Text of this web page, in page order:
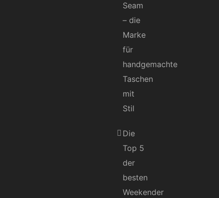
Seam
– die
Marke
für
handgemachte
Taschen
mit
Stil
Die
Top 5
der
besten
Weekender